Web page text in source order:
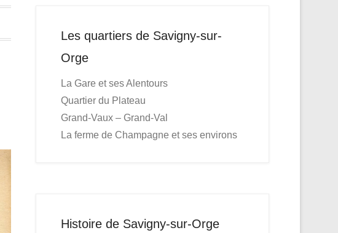
Les quartiers de Savigny-sur-
Orge
La Gare et ses Alentours
Quartier du Plateau
Grand-Vaux – Grand-Val
La ferme de Champagne et ses environs
Histoire de Savigny-sur-Orge